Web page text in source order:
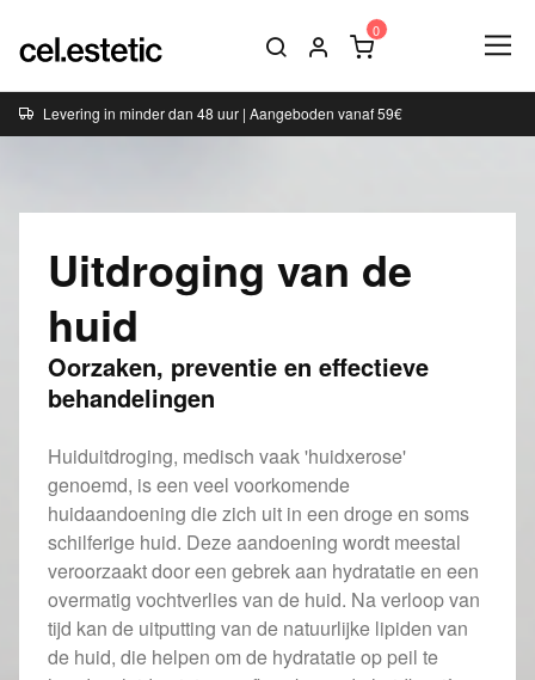
Levering in minder dan 48 uur | Aangeboden vanaf 59€
Uitdroging van de
huid
Oorzaken, preventie en effectieve
behandelingen
Huiduitdroging, medisch vaak 'huidxerose'
genoemd, is een veel voorkomende
huidaandoening die zich uit in een droge en soms
schilferige huid. Deze aandoening wordt meestal
veroorzaakt door een gebrek aan hydratatie en een
overmatig vochtverlies van de huid. Na verloop van
tijd kan de uitputting van de natuurlijke lipiden van
de huid, die helpen om de hydratatie op peil te